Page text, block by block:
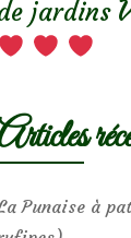
jardins
Punaise à